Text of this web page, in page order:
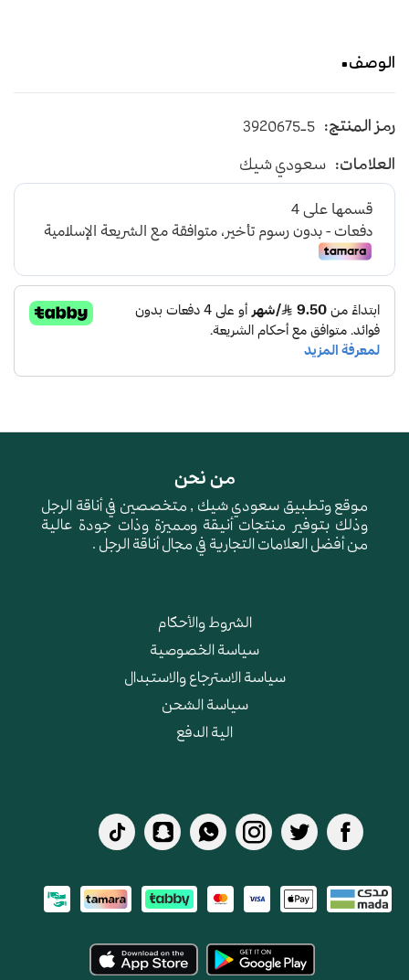
الوصف
بحجر الاونكس البيضاوي باللون الاسود
رمز المنتج: 3920675-5
العلامات: سعودي شيك
من نحن
موقع وتطبيق سعودي شيك , متخصصين في أناقة الرجل
وذلك بتوفير منتجات أنيقة ومميزة وذات جودة عالية
من أفضل العلامات التجارية في مجال أناقة الرجل .
الشروط والأحكام
سياسة الخصوصية
سياسة الاسترجاع والاستبدال
سياسة الشحن
الية الدفع